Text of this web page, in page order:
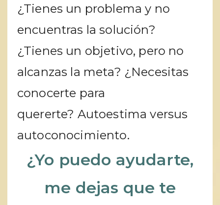
¿Tienes un problema y no
encuentras la solución?
¿Tienes un objetivo, pero no
alcanzas la meta? ¿Necesitas
conocerte para
quererte? Autoestima versus
autoconocimiento.
¿Yo puedo ayudarte,
me dejas que te